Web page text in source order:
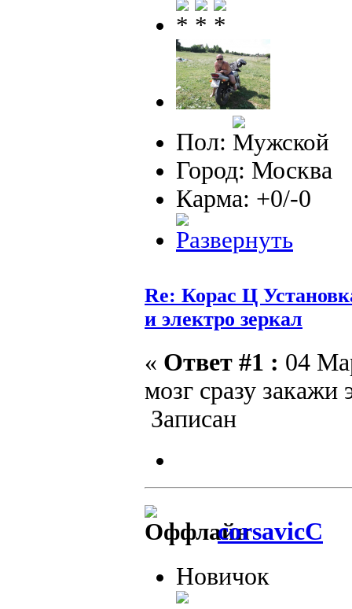
Пол:
Город: Москва
Карма: +0/-0
Re: Корас Ц
и электро зеркал
« Ответ #1 : 04
мозг сразу закажи
Записан
corsavicC
Новичок